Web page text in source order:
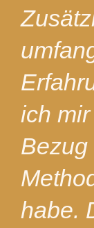
ich
habe.